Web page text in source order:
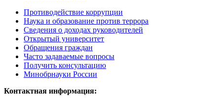
Противодействие коррупции
Наука и образование против террора
Сведения о доходах руководителей
Открытый университет
Обращения граждан
Часто задаваемые вопросы
Получить консультацию
Минобрнауки России
Контактная информация: